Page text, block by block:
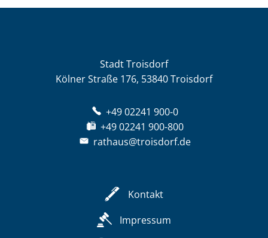
Stadt Troisdorf
Kölner Straße 176, 53840 Troisdorf
+49 02241 900-0
+49 02241 900-800
rathaus@troisdorf.de
Kontakt
Impressum